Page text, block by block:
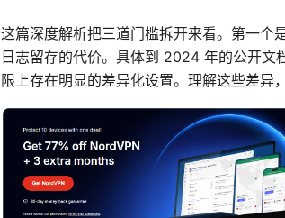
这篇深度解析把三道门槛拆开来看。第一个
日志留存的代价。具体到 2024 年的公开文
限上存在明显的差异化设置。理解这些差异